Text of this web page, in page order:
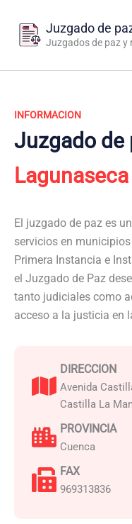
contenido
Juzgado de
Juzgados de paz y
INFORMACION
Juzgado de
Lagunaseca
El juzgado de paz es
servicios en
Primera Instancia e
el Juzgado de Paz
tanto judiciales como
acceso a la justicia en
DIRECCION
Avenida
Castilla La
PROVINCIA
Cuenca
FAX
969313836